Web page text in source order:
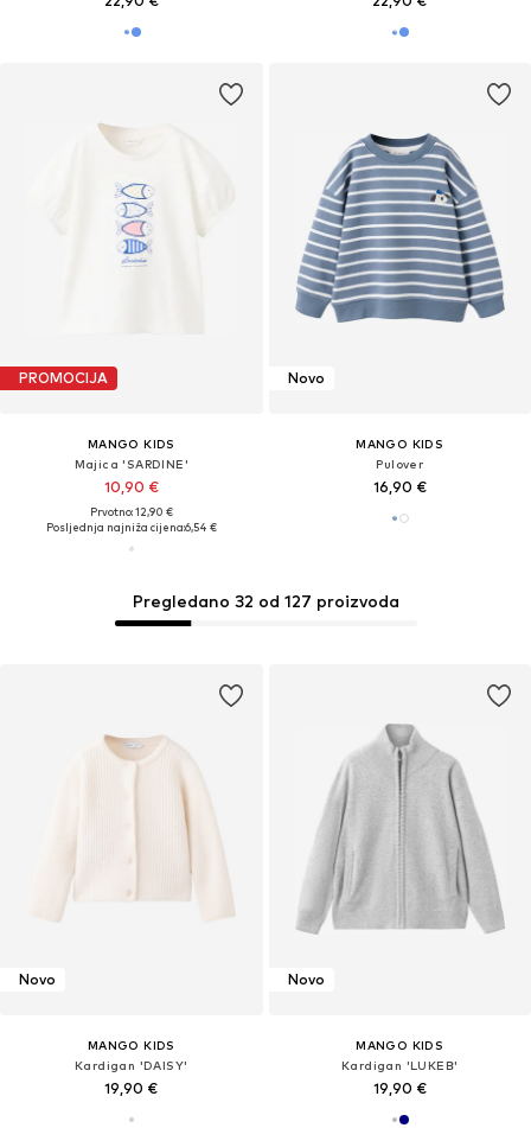
PROMOCIJA
MANGO KIDS
Majica 'SARDINE'
10,90 €
Prvotno: 12,90 €
Posljednja najniža cijena:6,54 €
Novo
MANGO KIDS
Pulover
16,90 €
Novo
MANGO KIDS
Kardigan 'DAISY'
19,90 €
Pregledano 32 od 127 proizvoda
Novo
MANGO KIDS
Kardigan 'LUKEB'
19,90 €